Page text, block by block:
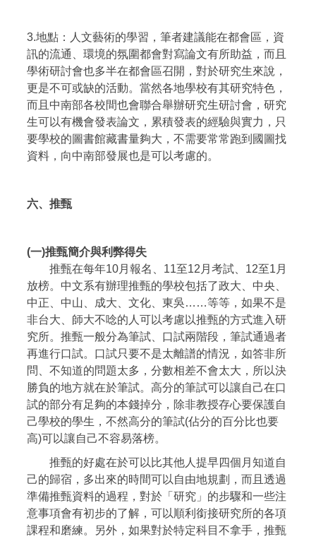
3.地點：人文藝術的學習，筆者建議能在都會區，資
訊的流通、環境的氛圍都會對寫論文有所助益，而且
學術研討會也多半在都會區召開，對於研究生來說，
更是不可或缺的活動。當然各地學校有其研究特色，
而且中南部各校間也會聯合舉辦研究生研討會，研究
生可以有機會發表論文，累積發表的經驗與實力，只
要學校的圖書館藏書量夠大，不需要常常跑到國圖找
資料，向中南部發展也是可以考慮的。
六、推甄
(一)推甄簡介與利弊得失
推甄在每年10月報名、11至12月考試、12至1月
放榜。中文系有辦理推甄的學校包括了政大、中央、
中正、中山、成大、文化、東吳……等等，如果不是
非台大、師大不唸的人可以考慮以推甄的方式進入研
究所。推甄一般分為筆試、口試兩階段，筆試通過者
再進行口試。口試只要不是太離譜的情況，如答非所
問、不知道的問題太多，分數相差不會太大，所以決
勝負的地方就在於筆試。高分的筆試可以讓自己在口
試的部分有足夠的本錢掉分，除非教授存心要保護自
己學校的學生，不然高分的筆試(佔分的百分比也要
高)可以讓自己不容易落榜。
推甄的好處在於可以比其他人提早四個月知道自
己的歸宿，多出來的時間可以自由地規劃，而且透過
準備推甄資料的過程，對於「研究」的步驟和一些注
意事項會有初步的了解，可以順利銜接研究所的各項
課程和磨練。另外，如果對於特定科目不拿手，推甄